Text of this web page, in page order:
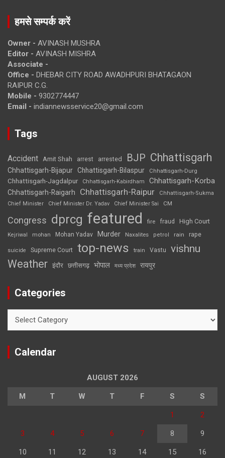
हमसे सम्पर्क करें
Owner - AVINASH MUSHRA
Editor - AVINASH MISHRA
Associate -
Office - DHEBAR CITY ROAD AWADHPURI BHATAGAON
RAIPUR C.G.
Mobile - 9302774447
Email - indiannewsservice20@gmail.com
Tags
Accident Amit Shah arrest arrested BJP Chhattisgarh
Chhattisgarh-Bijapur Chhattisgarh-Bilaspur Chhattisgarh-Durg
Chhattisgarh-Jagdalpur Chhattisgarh-Kabirdham Chhattisgarh-Korba
Chhattisgarh-Raigarh Chhattisgarh-Raipur
Chhattisgarh-Sukma
Chief Minister
Chief Minister Dr. Yadav Chief Minister Sai CM
Congress dprcg featured fire fraud High Court
Kejriwal mohan Mohan Yadav Murder Naxalites petrol rain rape
suicide Supreme Court top-news train Vastu vishnu
Weather इंदौर छत्तीसगढ़ भोपाल मध्य प्रदेश रायपुर
Categories
Calendar
AUGUST 2026
M T W T F S S
1 2
3 4 5 6 7 8 9
10 11 12 13 14 15 16